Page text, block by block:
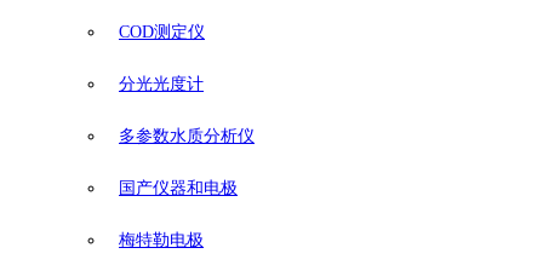
COD测定仪
分光光度计
多参数水质分析仪
国产仪器和电极
梅特勒电极